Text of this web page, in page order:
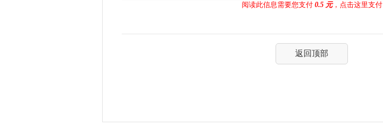
阅读此信息需要您支付 0.5 元，点击这里支付
返回顶部